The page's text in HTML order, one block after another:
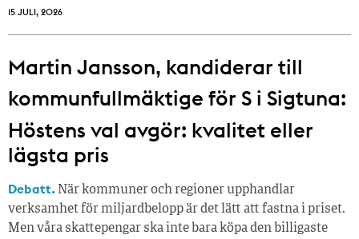
15 JULI, 2026
Martin Jansson, kandiderar till
kommunfullmäktige för S i Sigtuna:
Höstens val avgör: kvalitet eller
lägsta pris
Debatt. När kommuner och regioner upphandlar
verksamhet för miljardbelopp är det lätt att fastna i priset.
Men våra skattepengar ska inte bara köpa den billigaste